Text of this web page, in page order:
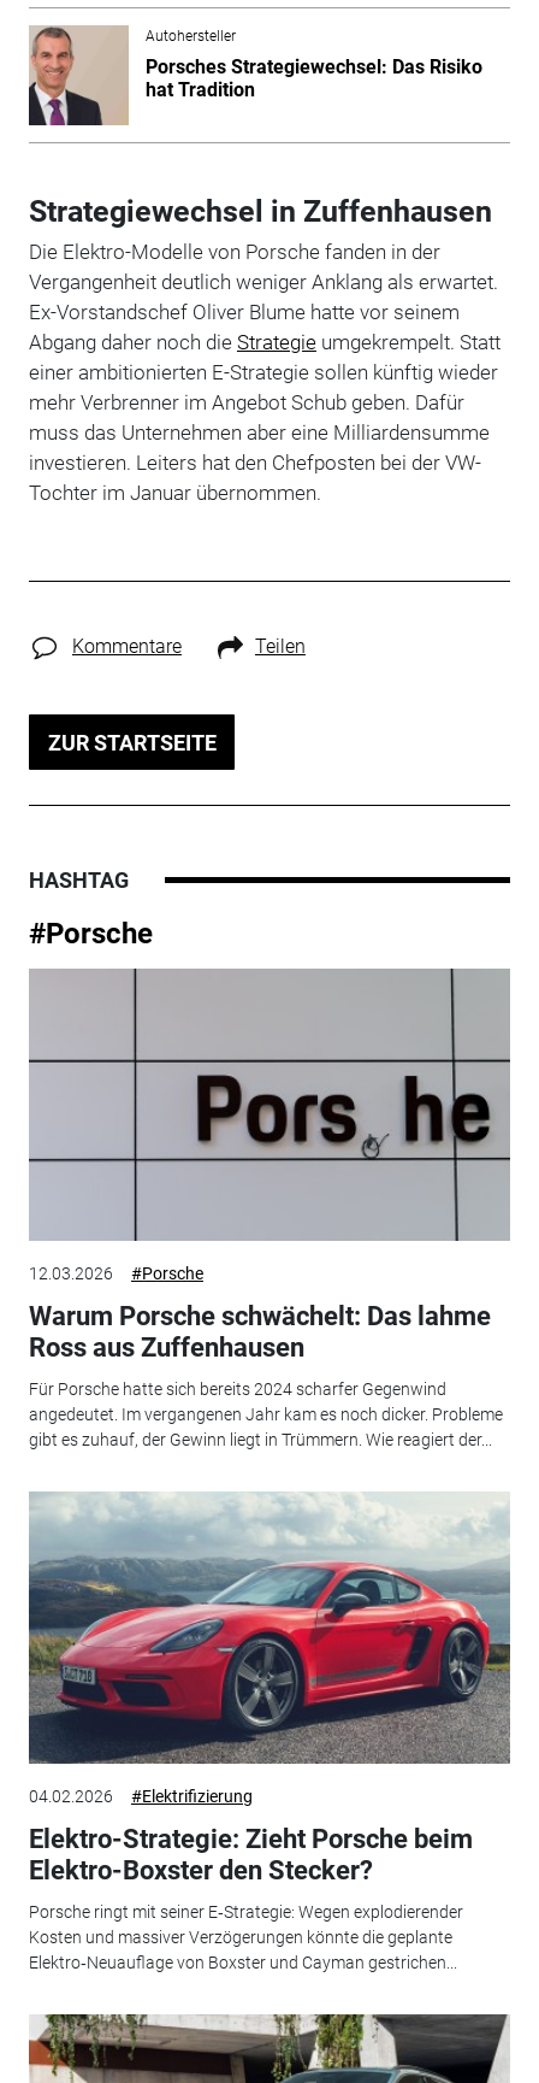
Autohersteller
Porsches Strategiewechsel: Das Risiko
hat Tradition
Strategiewechsel in Zuffenhausen
Die Elektro-Modelle von Porsche fanden in der
Vergangenheit deutlich weniger Anklang als erwartet.
Ex-Vorstandschef Oliver Blume hatte vor seinem
Abgang daher noch die Strategieumgekrempelt. Statt
einer ambitionierten E-Strategie sollen künftig wieder
mehr Verbrenner im Angebot Schub geben. Dafür
muss das Unternehmen aber eine Milliardensumme
investieren. Leiters hat den Chefposten bei der VW-
Tochter im Januar übernommen.
Kommentare Teilen
ZUR STARTSEITE
HASHTAG
#Porsche
12.03.2026 #Porsche
Warum Porsche schwächelt: Das lahme
Ross aus Zuffenhausen
Für Porsche hatte sich bereits 2024 scharfer Gegenwind
angedeutet. Im vergangenen Jahr kam es noch dicker. Probleme
gibt es zuhauf, der Gewinn liegt in Trümmern. Wie reagiert der...
04.02.2026 #Elektrifizierung
Elektro-Strategie: Zieht Porsche beim
Elektro-Boxster den Stecker?
Porsche ringt mit seiner E‑Strategie: Wegen explodierender
Kosten und massiver Verzögerungen könnte die geplante
Elektro‑Neuauflage von Boxster und Cayman gestrichen...